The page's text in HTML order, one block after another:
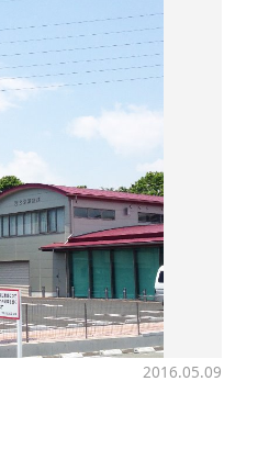
2016.05.09